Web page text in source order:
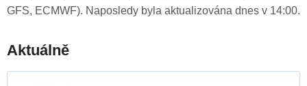
GFS, ECMWF). Naposledy byla aktualizována dnes v 14:00.
Aktuálně